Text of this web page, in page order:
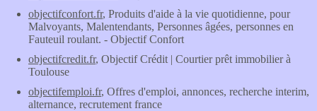
objectifconfort.fr, Produits d'aide à la vie quotidienne, pour
Malvoyants, Malentendants, Personnes âgées, personnes en
Fauteuil roulant. - Objectif Confort
objectifcredit.fr, Objectif Crédit | Courtier prêt immobilier à
Toulouse
objectifemploi.fr, Offres d'emploi, annonces, recherche interim,
alternance, recrutement france